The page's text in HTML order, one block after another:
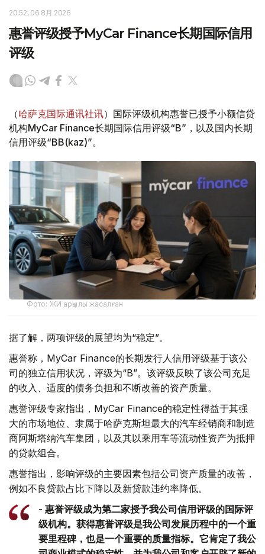
20:52, 06 8月 2026
惠誉评级授予MyCar Finance长期国际信用
评级
（哈萨克国际通讯社讯）国际评级机构惠誉已授予小额信贷
机构MyCar Finance长期国际信用评级“B”，以及国内长期
信用评级“BB(kaz)”。
Фото: ЖИ арқылы жасалған
据了解，两项评级的展望均为“稳定”。
惠誉称，MyCar Finance的长期发行人信用评级基于该公
司的独立信用状况，评级为“B”。该评级反映了该公司充足
的收入、适度的债务负担和不断改善的资产质量。
惠誉评级专家指出，MyCar Finance的稳定性得益于其强
大的市场地位、隶属于哈萨克斯坦最大的汽车经销商和制造
商阿斯塔纳汽车集团，以及其以乘用车等流动性资产为抵押
的贷款组合。
惠誉指出，影响评级的主要因素包括公司资产质量的改善，
例如不良贷款占比下降以及新贷款违约率降低。
- 惠誉评级成为第二家授予我公司信用评级的国际评
级机构。获得惠誉评级是我公司发展历程中的一个重
要里程碑，也是一个重要的质量指标。它肯定了我公